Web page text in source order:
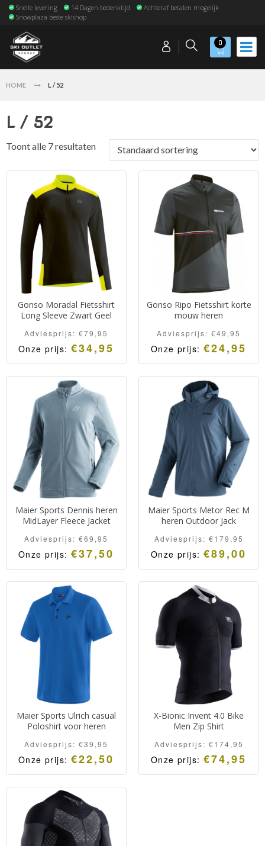
Snelle levering 14 Dagen bedenktijd
Achteraf betalen mogelijk
Snowplaza beste skishop
0
HOME L / 52
L / 52
Toont alle 7 resultaten
Gonso Moradal Fietsshirt
Long Sleeve Zwart Geel
Adviesprijs: €79,95
Onze prijs: €34,95
Gonso Ripo Fietsshirt korte
mouw heren
Adviesprijs: €49,95
Onze prijs: €24,95
Maier Sports Dennis heren
MidLayer Fleece Jacket
Adviesprijs: €69,95
Onze prijs: €37,50
Maier Sports Metor Rec M
heren Outdoor Jack
Adviesprijs: €179,95
Onze prijs: €89,00
Maier Sports Ulrich casual
Poloshirt voor heren
Adviesprijs: €39,95
Onze prijs: €22,50
X-Bionic Invent 4.0 Bike
Men Zip Shirt
Adviesprijs: €174,95
Onze prijs: €74,95